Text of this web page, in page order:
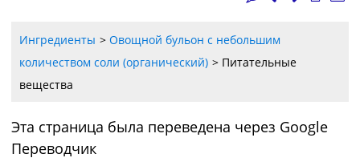
Ингредиенты
Овощной бульон с небольшим
количеством соли (органический)
Питательные
вещества
Эта страница была переведена через Google
Переводчик